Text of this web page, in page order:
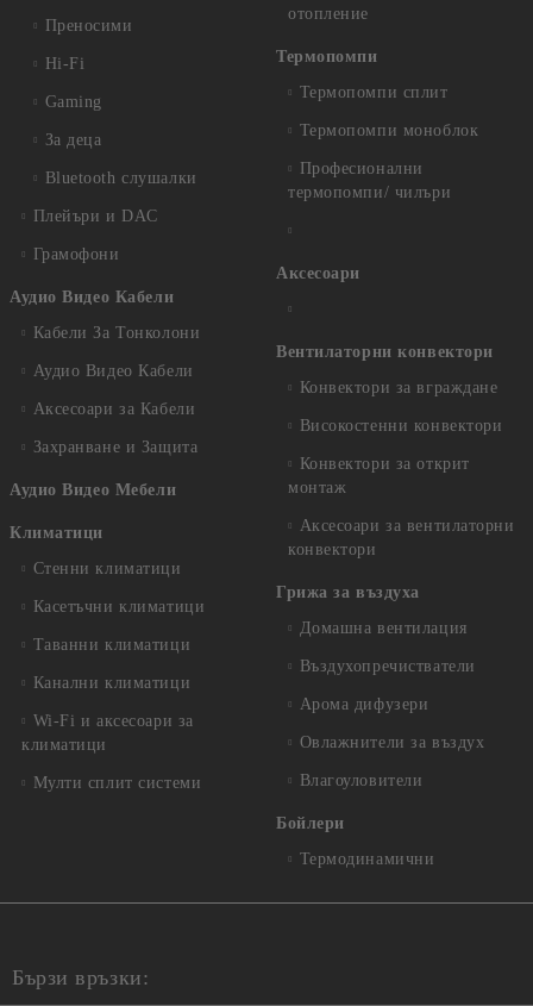
Преносими
Hi-Fi
Gaming
За деца
Bluetooth слушалки
Плейъри и DAC
Грамофони
Аудио Видео Кабели
Кабели За Тонколони
Аудио Видео Кабели
Аксесоари за Кабели
Захранване и Защита
Аудио Видео Мебели
Климатици
Стенни климатици
Касетъчни климатици
Таванни климатици
Канални климатици
Wi-Fi и аксесоари за
климатици
Мулти сплит системи
отопление
Термопомпи
Термопомпи сплит
Термопомпи моноблок
Професионални
термопомпи/ чилъри
Аксесоари
Вентилаторни конвектори
Конвектори за вграждане
Високостенни конвектори
Конвектори за открит
монтаж
Аксесоари за вентилаторни
конвектори
Грижа за въздуха
Домашна вентилация
Въздухопречистватели
Арома дифузери
Овлажнители за въздух
Влагоуловители
Бойлери
Термодинамични
Бързи връзки: